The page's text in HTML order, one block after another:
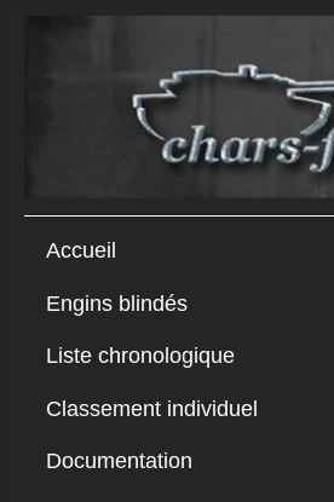
Accueil
Engins blindés
Liste chronologique
Classement individuel
Documentation